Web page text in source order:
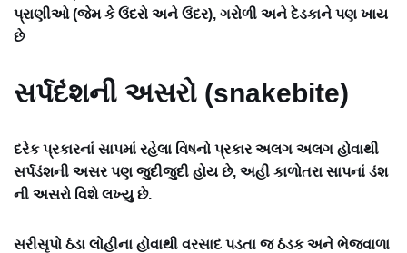
પ્રાણીઓ (જેમ કે ઉંદરો અને ઉંદર), ગરોળી અને દેડકાને પણ ખાય
છે
સર્પદંશની અસરો (snakebite)
દરેક પ્રકારનાં સાપમાં રહેલા વિષનો પ્રકાર અલગ અલગ હોવાથી
સર્પડંશની અસર પણ જુદીજુદી હોય છે, અહી કાળોતરા સાપનાં ડંશ
ની અસરો વિશે લખ્યુ છે.
સરીસૃપો ઠંડા લોહીના હોવાથી વરસાદ પડતા જ ઠંડક અને ભેજવાળા